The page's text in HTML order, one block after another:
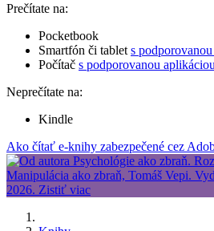
Prečítate na:
Pocketbook
Smartfón či tablet s
Počítač s podporovanou aplikáciou
Neprečítate na:
Kindle
Ako čítať e-knihy zabezpečené cez